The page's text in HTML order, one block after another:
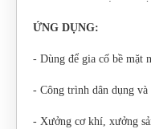
ỨNG DỤNG:
- Dùng để gia cố bề mặt
- Công trình dân dụng và
- Xưởng cơ khí, xưởng